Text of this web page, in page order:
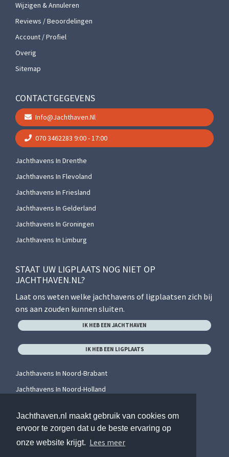
Jachthaven.nl maakt gebruik van cookies om
ervoor te zorgen dat u de beste ervaring op
onze website krijgt. Lees meer
Wijzigen & Annuleren
Reviews / Beoordelingen
Account / Profiel
Overig
Sitemap
CONTACTGEGEVENS
Info@jachthaven.nl
070 3462283 9:00 - 17:00
Jachthavens In Drenthe
Jachthavens In Flevoland
Jachthavens In Friesland
Jachthavens In Gelderland
Jachthavens In Groningen
Jachthavens In Limburg
STAAT UW LIGPLAATS NOG NIET OP
JACHTHAVEN.NL?
Laat ons weten welke jachthavens of ligplaatsen zich bij
ons aan zouden kunnen sluiten.
IK HEB EEN JACHTHAVEN
IK HEB EEN LIGPLAATS
Jachthavens In Noord-Brabant
Jachthavens In Noord-Holland
Jachthavens In Utrecht